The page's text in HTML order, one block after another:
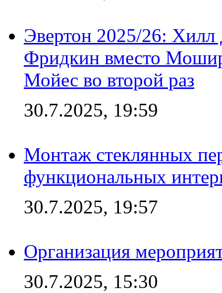
Эвертон 2025/26:
Фридкин вместо
Мойес во второй раз
30.7.2025, 19:59
Монтаж стеклянных
функциональных
30.7.2025, 19:57
Организация
30.7.2025, 15:30